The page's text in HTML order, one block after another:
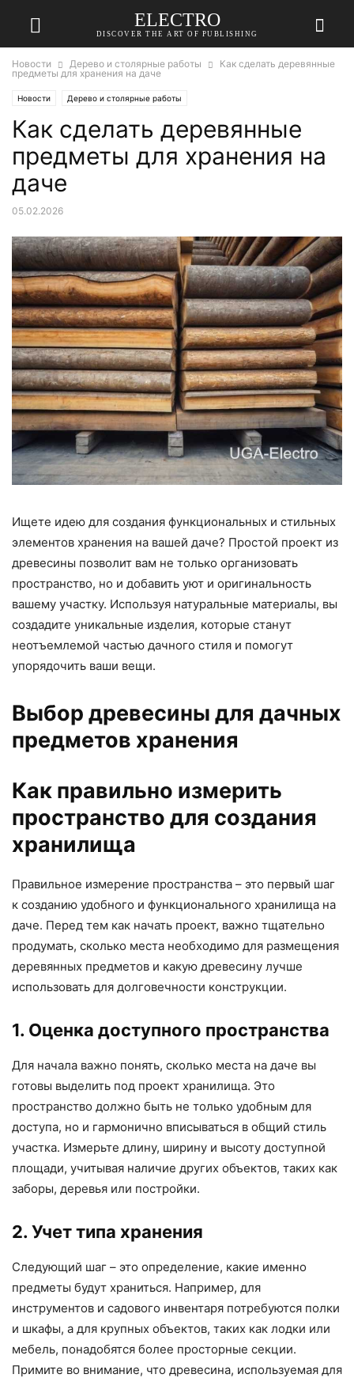
ELECTRO
DISCOVER THE ART OF PUBLISHING
Новости Дерево и столярные работы
Как сделать деревянные
предметы для хранения на даче
Новости Дерево и столярные работы
Как сделать деревянные
предметы для хранения на
даче
05.02.2026
Ищете идею для создания функциональных и стильных
элементов хранения на вашей даче? Простой проект из
древесины позволит вам не только организовать
пространство, но и добавить уют и оригинальность
вашему участку. Используя натуральные материалы, вы
создадите уникальные изделия, которые станут
неотъемлемой частью дачного стиля и помогут
упорядочить ваши вещи.
Выбор древесины для дачных
предметов хранения
Как правильно измерить
пространство для создания
хранилища
Правильное измерение пространства – это первый шаг
к созданию удобного и функционального хранилища на
даче. Перед тем как начать проект, важно тщательно
продумать, сколько места необходимо для размещения
деревянных предметов и какую древесину лучше
использовать для долговечности конструкции.
1. Оценка доступного пространства
Для начала важно понять, сколько места на даче вы
готовы выделить под проект хранилища. Это
пространство должно быть не только удобным для
доступа, но и гармонично вписываться в общий стиль
участка. Измерьте длину, ширину и высоту доступной
площади, учитывая наличие других объектов, таких как
заборы, деревья или постройки.
2. Учет типа хранения
Следующий шаг – это определение, какие именно
предметы будут храниться. Например, для
инструментов и садового инвентаря потребуются полки
и шкафы, а для крупных объектов, таких как лодки или
мебель, понадобятся более просторные секции.
Примите во внимание, что древесина, используемая для